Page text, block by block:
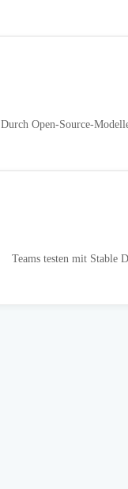
Durch Open-Source-
Teams testen mit Stable